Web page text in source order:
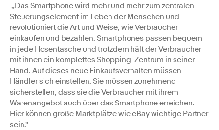
„Das Smartphone wird mehr und mehr zum zentralen
Steuerungselement im Leben der Menschen und
revolutioniert die Art und Weise, wie Verbraucher
einkaufen und bezahlen. Smartphones passen bequem
in jede Hosentasche und trotzdem hält der Verbraucher
mit ihnen ein komplettes Shopping-Zentrum in seiner
Hand. Auf dieses neue Einkaufsverhalten müssen
Händler sich einstellen. Sie müssen zunehmend
sicherstellen, dass sie die Verbraucher mit ihrem
Warenangebot auch über das Smartphone erreichen.
Hier können große Marktplätze wie eBay wichtige Partner
sein."